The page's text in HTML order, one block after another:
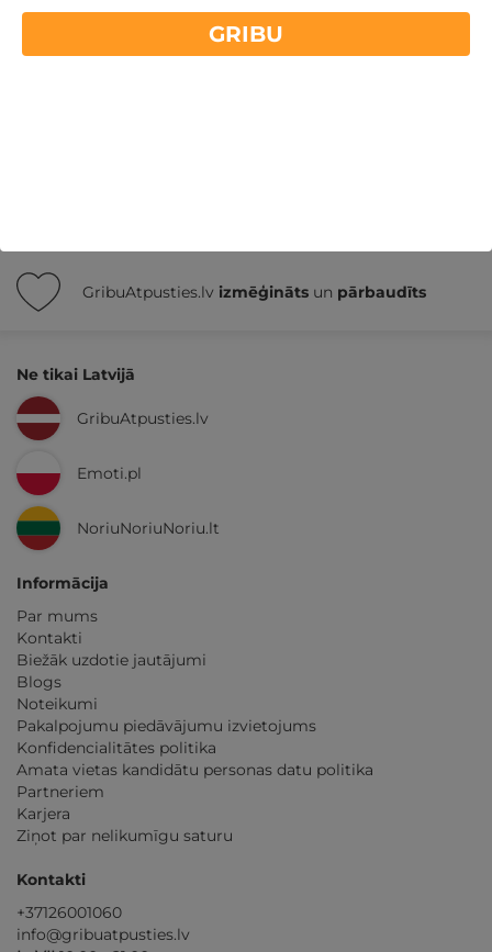
GribuAtpusties.lv izmēģināts un pārbaudīts
Ne tikai Latvijā
GribuAtpusties.lv
Emoti.pl
NoriuNoriuNoriu.lt
Informācija
Par mums
Kontakti
Biežāk uzdotie jautājumi
Blogs
Noteikumi
Pakalpojumu piedāvājumu izvietojums
Konfidencialitātes politika
Amata vietas kandidātu personas datu politika
Partneriem
Karjera
Ziņot par nelikumīgu saturu
Kontakti
+37126001060
info@gribuatpusties.lv
GRIBU